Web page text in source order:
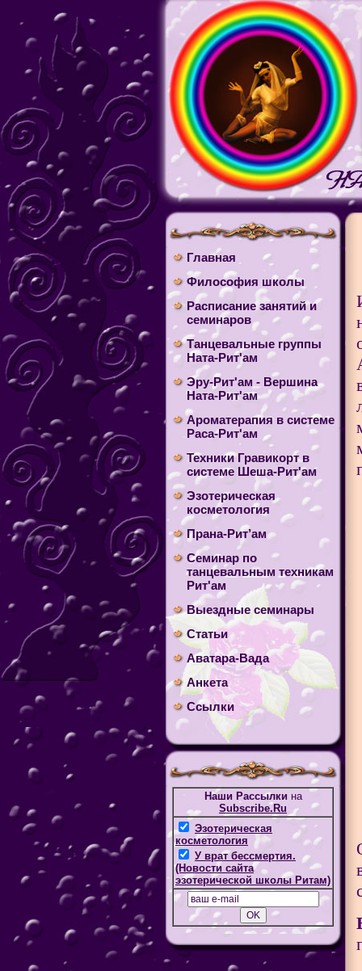
Главная
Философия школы
Расписание занятий и
семинаров
Танцевальные группы
Ната-Рит'ам
Эру-Рит'ам - Вершина
Ната-Рит'ам
Ароматерапия в системе
Раса-Рит'ам
Техники Гравикорт в
системе Шеша-Рит'ам
Эзотерическая
косметология
Прана-Рит’ам
Cеминар по
танцевальным техникам
Рит'ам
Выездные семинары
Статьи
Аватара-Вада
Анкета
Ссылки